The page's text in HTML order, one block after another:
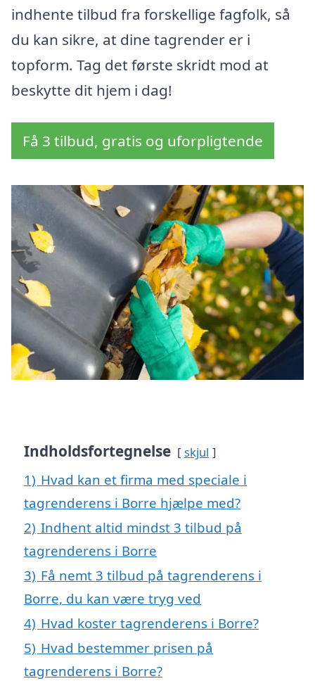
indhente tilbud fra forskellige fagfolk, så
du kan sikre, at dine tagrender er i
topform. Tag det første skridt mod at
beskytte dit hjem i dag!
Få 3 tilbud, gratis og uforpligtende
Indholdsfortegnelse skjul
1) Hvad kan et firma med speciale i
tagrenderens i Borre hjælpe med?
2) Indhent altid mindst 3 tilbud på
tagrenderens i Borre
3) Få nemt 3 tilbud på tagrenderens i
Borre, du kan være tryg ved
4) Hvad koster tagrenderens i Borre?
5) Hvad bestemmer prisen på
tagrenderens i Borre?